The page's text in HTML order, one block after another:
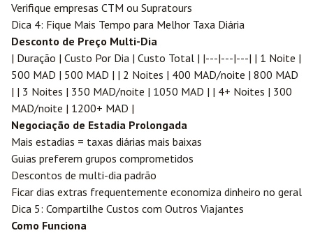
Verifique empresas CTM ou Supratours
Dica 4: Fique Mais Tempo para Melhor Taxa Diária
Desconto de Preço Multi-Dia
| Duração | Custo Por Dia | Custo Total | |---|---|---| | 1 Noite |
500 MAD | 500 MAD | | 2 Noites | 400 MAD/noite | 800 MAD
| | 3 Noites | 350 MAD/noite | 1050 MAD | | 4+ Noites | 300
MAD/noite | 1200+ MAD |
Negociação de Estadia Prolongada
Mais estadias = taxas diárias mais baixas
Guias preferem grupos comprometidos
Descontos de multi-dia padrão
Ficar dias extras frequentemente economiza dinheiro no geral
Dica 5: Compartilhe Custos com Outros Viajantes
Como Funciona